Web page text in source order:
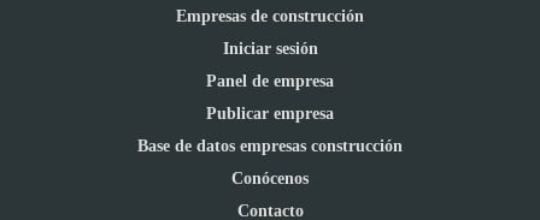
Empresas de construcción
Iniciar sesión
Panel de empresa
Publicar empresa
Base de datos empresas construcción
Conócenos
Contacto